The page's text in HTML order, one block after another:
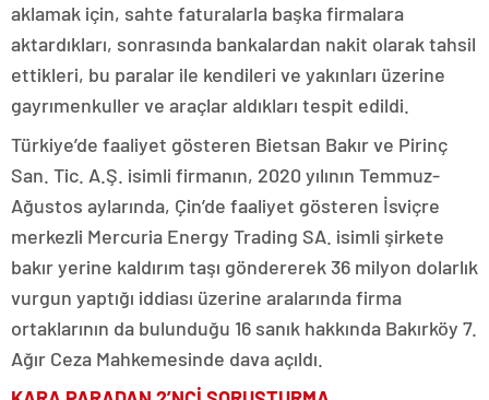
aklamak için, sahte faturalarla başka firmalara
aktardıkları, sonrasında bankalardan nakit olarak tahsil
ettikleri, bu paralar ile kendileri ve yakınları üzerine
gayrımenkuller ve araçlar aldıkları tespit edildi.
Türkiye’de faaliyet gösteren Bietsan Bakır ve Pirinç
San. Tic. A.Ş. isimli firmanın, 2020 yılının Temmuz-
Ağustos aylarında, Çin’de faaliyet gösteren İsviçre
merkezli Mercuria Energy Trading SA. isimli şirkete
bakır yerine kaldırım taşı göndererek 36 milyon dolarlık
vurgun yaptığı iddiası üzerine aralarında firma
ortaklarının da bulunduğu 16 sanık hakkında Bakırköy 7.
Ağır Ceza Mahkemesinde dava açıldı.